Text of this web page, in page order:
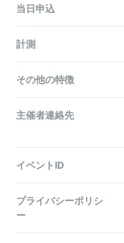
当日申込
計測
その他の特徴
主催者連絡先
イベントID
プライバシーポリシ
ー